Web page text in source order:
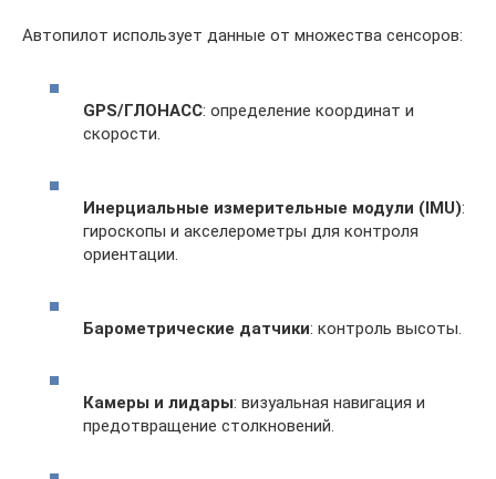
Автопилот использует данные от множества сенсоров:
GPS/ГЛОНАСС: определение координат и
скорости.
Инерциальные измерительные модули (IMU):
гироскопы и акселерометры для контроля
ориентации.
Барометрические датчики: контроль высоты.
Камеры и лидары: визуальная навигация и
предотвращение столкновений.